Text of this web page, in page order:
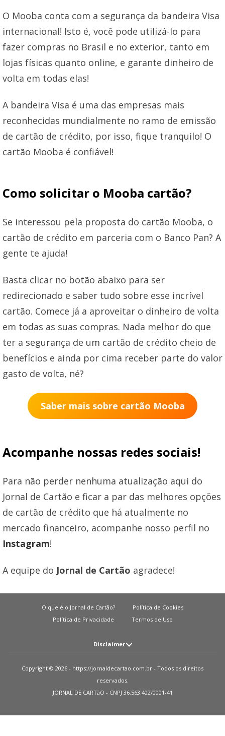
O Mooba conta com a segurança da bandeira Visa
internacional! Isto é, você pode utilizá-lo para
fazer compras no Brasil e no exterior, tanto em
lojas físicas quanto online, e garante dinheiro de
volta em todas elas!
A bandeira Visa é uma das empresas mais
reconhecidas mundialmente no ramo de emissão
de cartão de crédito, por isso, fique tranquilo! O
cartão Mooba é confiável!
Como solicitar o Mooba cartão?
Se interessou pela proposta do cartão Mooba, o
cartão de crédito em parceria com o Banco Pan? A
gente te ajuda!
Basta clicar no botão abaixo para ser
redirecionado e saber tudo sobre esse incrível
cartão. Comece já a aproveitar o dinheiro de volta
em todas as suas compras. Nada melhor do que
ter a segurança de um cartão de crédito cheio de
benefícios e ainda por cima receber parte do valor
gasto de volta, né?
Saber mais sobre cartão Mooba
Acompanhe nossas redes sociais!
Para não perder nenhuma atualização aqui do
Jornal de Cartão e ficar a par das melhores opções
de cartão de crédito que há atualmente no
mercado financeiro, acompanhe nosso perfil no
Instagram!
A equipe do Jornal de Cartão agradece!
O que é o Jornal de Cartão?
Política de Cookies
Política de Privacidade
Termos de Uso
Disclaimer
em dinheiro para liberação de qualquer tipo de produto financeiro, seja
cartão de crédito, financiamento ou empréstimo. Caso isto aconteça nos
avise pelo formulário imediatamente. Observações: O JORNAL DE CARTãO
ressaltar que essas informações podem divergir das informações
Copyright © 2026 - https://jornaldecartao.com.br - Todos os direitos
reservados.
JORNAL DE CARTãO - CNPJ 36.563.402/0001-41